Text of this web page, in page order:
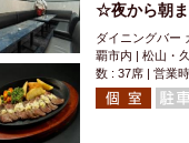
☆夜から朝
ダイニングバー
覇市内 | 松山・
数 : 37席 | 営業